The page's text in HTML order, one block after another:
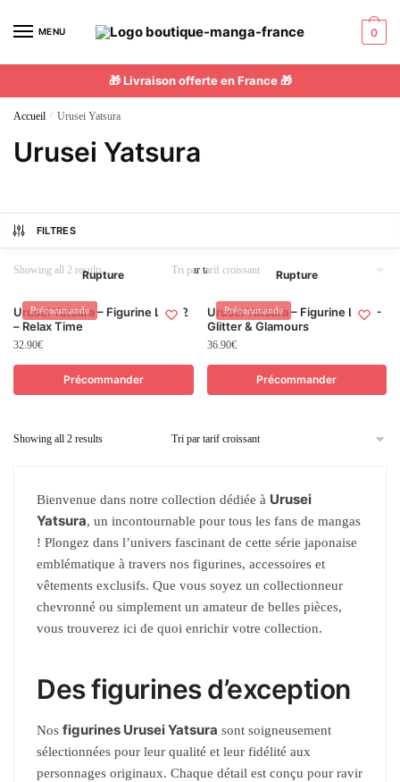
MENU 0
🎁 Livraison offerte en France 🎁
Accueil / Urusei Yatsura
Urusei Yatsura
FILTRES
Showing all 2 results
Précommande
Rupture
Urusei Yatsura – Figurine Lum 2
– Relax Time
32.90€
Précommander
Précommande
Rupture
Urusei Yatsura – Figurine Lum –
Glitter & Glamours
36.90€
Précommander
Showing all 2 results
Bienvenue dans notre collection dédiée à Urusei
Yatsura, un incontournable pour tous les fans de mangas
! Plongez dans l’univers fascinant de cette série japonaise
emblématique à travers nos figurines, accessoires et
vêtements exclusifs. Que vous soyez un collectionneur
chevronné ou simplement un amateur de belles pièces,
vous trouverez ici de quoi enrichir votre collection.
Des figurines d’exception
Nos figurines Urusei Yatsura sont soigneusement
sélectionnées pour leur qualité et leur fidélité aux
personnages originaux. Chaque détail est conçu pour ravir